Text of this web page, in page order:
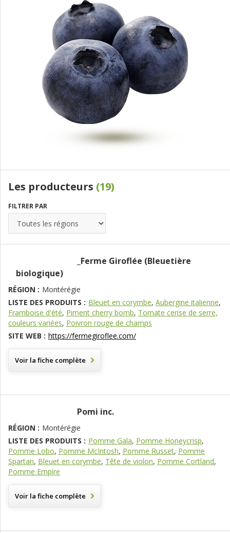
Les producteurs (19)
FILTRER PAR
biologique)
RÉGION : Montérégie
LISTE DES PRODUITS : Bleuet en corymbe, Aubergine italienne,
Framboise d'été, Piment cherry bomb, Tomate cerise de serre,
couleurs variées, Poivron rouge de champs
SITE WEB : https://fermegiroflee.com/
Voir la fiche complète
Pomi inc.
RÉGION : Montérégie
LISTE DES PRODUITS : Pomme Gala, Pomme Honeycrisp,
Pomme Lobo, Pomme McIntosh, Pomme Russet, Pomme
Spartan, Bleuet en corymbe, Tête de violon, Pomme Cortland,
Pomme Empire
Voir la fiche complète